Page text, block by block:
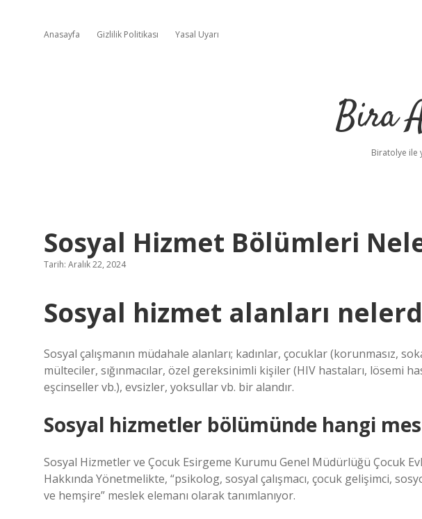
Anasayfa Gizlilik Politikası Yasal Uyarı
Bira
Biratolye ile
Sosyal Hizmet Bölümleri
Tarih: Aralık 22, 2024
Sosyal hizmet alanları
Sosyal çalışmanın müdahale alanları; kadınlar, çocuklar (korunmasız,
mülteciler, sığınmacılar, özel gereksinimli kişiler (HIV hastaları, lösemi
eşcinseller vb.), evsizler, yoksullar vb. bir alandır.
Sosyal hizmetler bölümünde hangi
Sosyal Hizmetler ve Çocuk Esirgeme Kurumu Genel Müdürlüğü Çocuk
Hakkında Yönetmelikte, “psikolog, sosyal çalışmacı, çocuk gelişimci,
ve hemşire” meslek elemanı olarak tanımlanıyor.